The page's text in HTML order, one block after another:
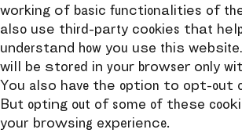
working of basic functionalities of
also use third-party cookies that
understand how you use this
will be stored in your browser only
You also have the option to opt-out
But opting out of some of these
your browsing experience.